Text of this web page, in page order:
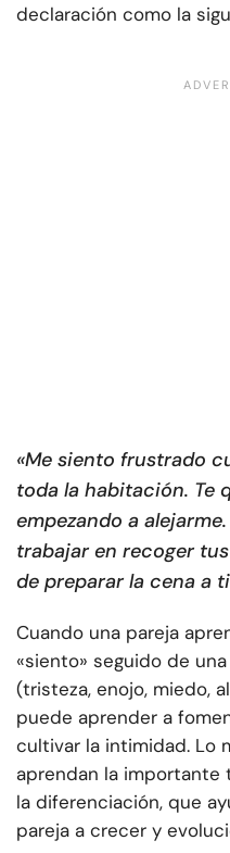
declaración como la
«Me siento frustrado
toda la habitación. Te
empezando a
trabajar en recoger
de preparar la cena a
Cuando una pareja
«siento» seguido de
(tristeza, enojo, miedo,
puede aprender a
cultivar la intimidad. Lo
aprendan la importante
la diferenciación, que
pareja a crecer y